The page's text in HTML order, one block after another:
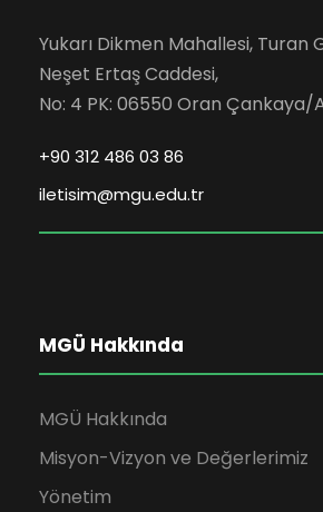
Yukarı Dikmen Mahallesi, Turan
Neşet Ertaş Caddesi,
No: 4 PK: 06550 Oran Çankaya/
+90 312 486 03 86
iletisim@mgu.edu.tr
MGÜ Hakkında
MGÜ Hakkında
Misyon-Vizyon ve Değerlerimiz
Yönetim